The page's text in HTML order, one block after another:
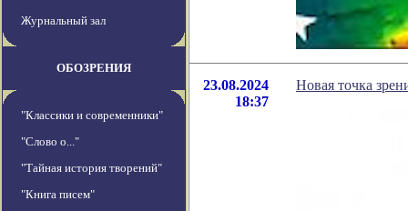
Журнальный зал
ОБОЗРЕНИЯ
"Классики и современники"
"Слово о..."
"Тайная история творений"
"Книга писем"
23.08.2024
18:37
Новая точка